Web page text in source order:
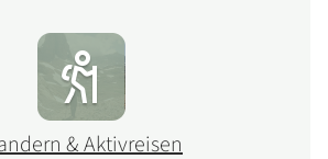
& Aktivreisen